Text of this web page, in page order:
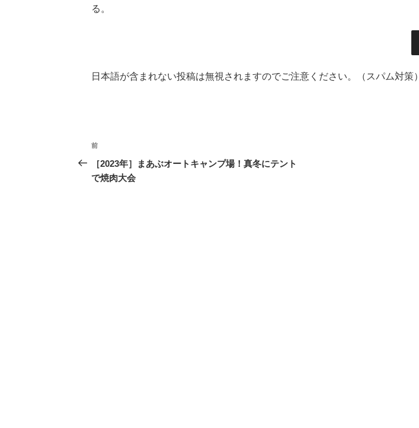
る。
日本語が含まれない投稿は無視されますのでご注意ください。（スパム対策）
投
稿
ナ
前
の
投
前
［2023年］まあぶオートキャンプ場！真冬にテント
で焼肉大会